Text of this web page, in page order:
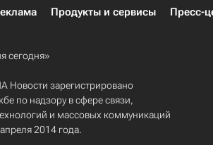
Продукты и сервисы Пресс-
сегодня»
Новости зарегистрировано
по надзору в сфере связи,
и массовых коммуникаций
2014 года.